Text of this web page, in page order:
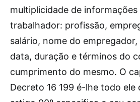
multiplicidade de informações
trabalhador: profissão,
salário, nome do
data, duração e términos do
cumprimento do mesmo. O
Decreto 16 199 é-lhe todo ele